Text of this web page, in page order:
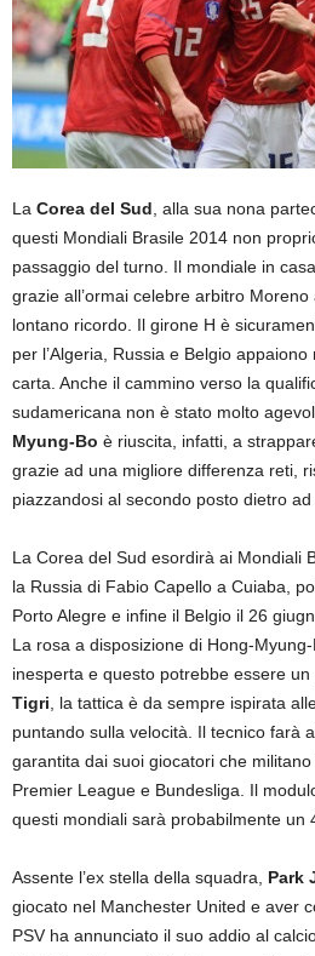
La Corea del Sud , alla sua nona
questi Mondiali Brasile 2014 non
passaggio del turno. Il mondiale in
grazie all’ormai celebre arbitro
lontano ricordo. Il girone H è
per l’Algeria, Russia e Belgio
carta. Anche il cammino verso la
sudamericana non è stato molto
Myung-Bo è riuscita, infatti, a
grazie ad una migliore differenza reti,
piazzandosi al secondo posto dietro
La Corea del Sud esordirà ai Mondiali
la Russia di Fabio Capello a Cuiaba,
Porto Alegre e infine il Belgio il 26
La rosa a disposizione di Hong-
inesperta e questo potrebbe essere
Tigri , la tattica è da sempre ispirata
puntando sulla velocità. Il tecnico farà
garantita dai suoi giocatori che
Premier League e Bundesliga. Il
questi mondiali sarà probabilmente un
Assente l’ex stella della squadra, Park
giocato nel Manchester United e aver
PSV ha annunciato il suo addio al